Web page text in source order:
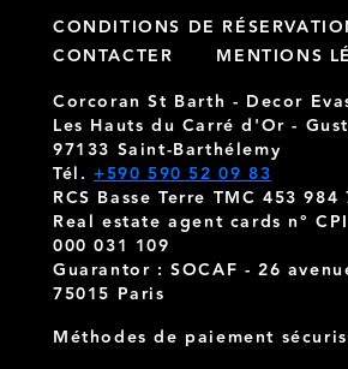
CONDITIONS DE
CONTACTER
MENTIONS
Corcoran St Barth - Decor
Les Hauts du Carré d'Or -
97133 Saint-Barthélemy
Tél. +590 590 52 09 83
RCS Basse Terre TMC 453 984
Real estate agent cards n°
000 031 109
Guarantor : SOCAF - 26
75015 Paris
Méthodes de paiement